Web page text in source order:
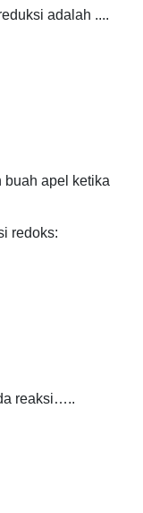
adalah ....
buah apel ketika
redoks:
reaksi…..